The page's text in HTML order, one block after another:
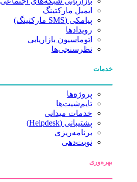
ایمیل مارکتینگ
پیامکی (SMS مارکتینگ)
رویدادها
اتوماسیون بازاریابی
نظرسنجی‌ها
خدمات
پروژه‌ها
تایم‌شیت‌ها
خدمات میدانی
پشتیبانی (Helpdesk)
برنامه‌ریزی
نوبت‌دهی
بهره‌وری